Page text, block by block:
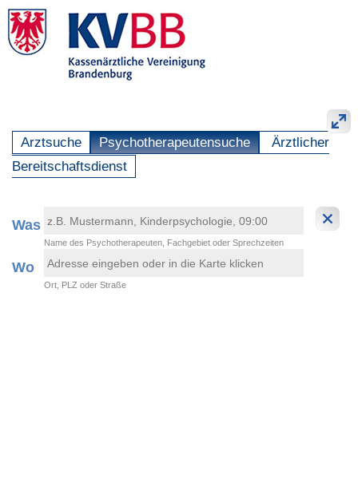
Arztsuche Psychotherapeutensuche
Ärztlicher
Bereitschaftsdienst
Was
Name des Psychotherapeuten, Fachgebiet oder Sprechzeiten
Wo
Ort, PLZ oder Straße